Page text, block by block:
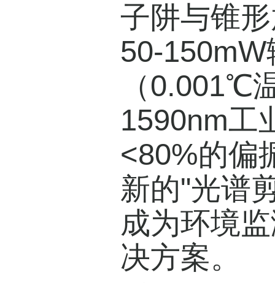
子阱与锥
50-
（0.001℃
1590nm工
<80%的偏
新的"光谱
成为环境
决方案。